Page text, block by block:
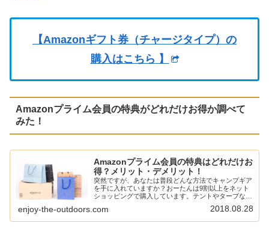
【Amazonギフト券（チャージタイプ）の
購入はこちら 】
Amazonプライム会員の特典がどれだけお得か調べて
みた！
Amazonプライム会員の特典はどれだけお
得？メリット・デメリット！
突然ですが、あなたは普段どんな方法でキャンプギア
を手に入れていますか？おーたんは9割以上をネット
ショッピングで購入しています。テントやタープなん
かは実店舗に置いてないなんてことも結構あるし、そ
うなるとネットショッピングに頼らざるを得ない。
と…
enjoy-the-outdoors.com 2018.08.28